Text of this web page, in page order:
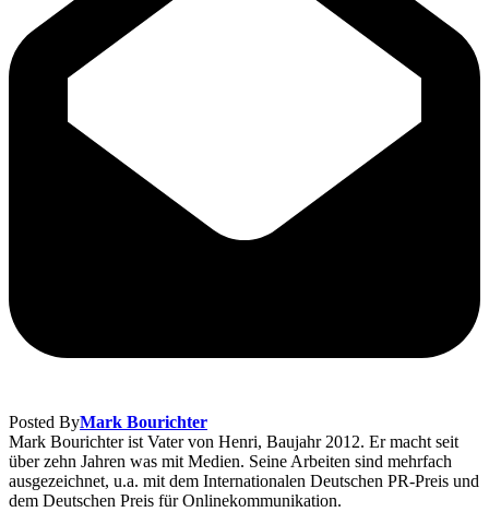
Posted ByMark Bourichter
Mark Bourichter ist Vater von Henri, Baujahr 2012. Er macht seit
über zehn Jahren was mit Medien. Seine Arbeiten sind mehrfach
ausgezeichnet, u.a. mit dem Internationalen Deutschen PR-Preis und
dem Deutschen Preis für Onlinekommunikation.